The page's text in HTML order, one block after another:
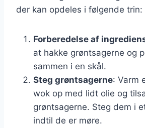
der kan opdeles i følgende trin:
Forberedelse af
at hakke grøntsagerne og
sammen i en skål.
Steg grøntsagerne: Varm
wok op med lidt olie og
grøntsagerne. Steg dem i
indtil de er møre.